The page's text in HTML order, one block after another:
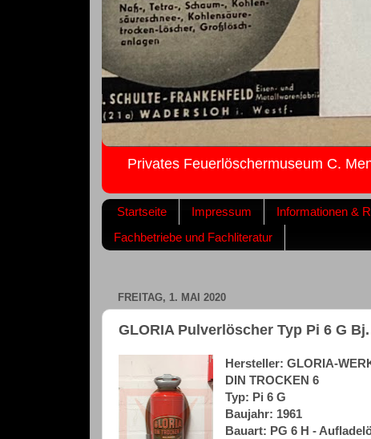
Privates Feuerlöschermuseum C.
Startseite Impressum Informationen &
Fachbetriebe und Fachliteratur
FREITAG, 1. MAI 2020
GLORIA Pulverlöscher Typ Pi 6 G
Hersteller: GLORIA-
DIN TROCKEN 6
Typ: Pi 6 G
Baujahr: 1961
Bauart: PG 6 H -